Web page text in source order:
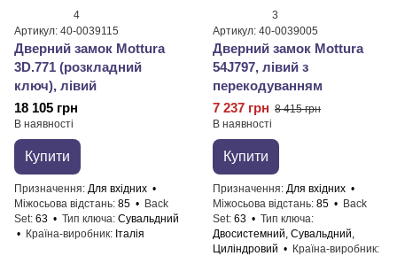
4
Артикул: 40-0039115
Дверний замок Mottura
3D.771 (розкладний
ключ), лівий
18 105 грн
В наявності
Купити
Призначення Для вхідних
Міжосьова відстань 85
Back
Set 63 Тип ключа Сувальдний
Країна-виробник
Італія
3
Артикул: 40-0039005
Дверний замок Mottura
54J797, лівий з
перекодуванням
7 237 грн 8 415 грн
В наявності
Купити
Призначення Для вхідних
Міжосьова відстань 85
Back
Set 63
Тип ключа
Двосистемний, Сувальдний,
Циліндровий
Країна-виробник